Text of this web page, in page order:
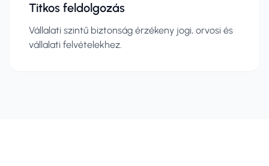
Titkos feldolgozás
Vállalati szintű biztonság érzékeny jogi, orvosi és
vállalati felvételekhez.